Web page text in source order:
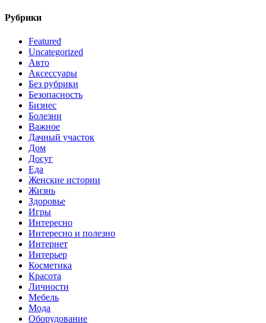
Рубрики
Featured
Uncategorized
Авто
Аксессуары
Без рубрики
Безопасность
Бизнес
Болезни
Важное
Дачный участок
Дом
Досуг
Еда
Женские истории
Жизнь
Здоровье
Игры
Интересно
Интересно и полезно
Интернет
Интерьер
Косметика
Красота
Личности
Мебель
Мода
Оборудование